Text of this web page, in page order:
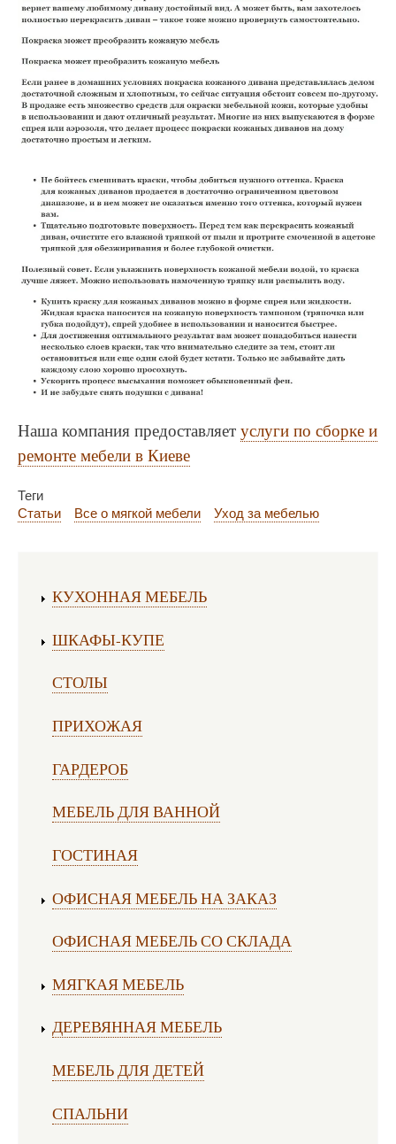
Наша компания предоставляет услуги по сборке и
ремонте мебели в Киеве
Теги
Статьи
Все о мягкой мебели Уход за мебелью
КУХОННАЯ МЕБЕЛЬ
ШКАФЫ-КУПЕ
СТОЛЫ
ПРИХОЖАЯ
ГАРДЕРОБ
МЕБЕЛЬ ДЛЯ ВАННОЙ
ГОСТИНАЯ
ОФИСНАЯ МЕБЕЛЬ НА ЗАКАЗ
ОФИСНАЯ МЕБЕЛЬ СО СКЛАДА
МЯГКАЯ МЕБЕЛЬ
ДЕРЕВЯННАЯ МЕБЕЛЬ
МЕБЕЛЬ ДЛЯ ДЕТЕЙ
СПАЛЬНИ